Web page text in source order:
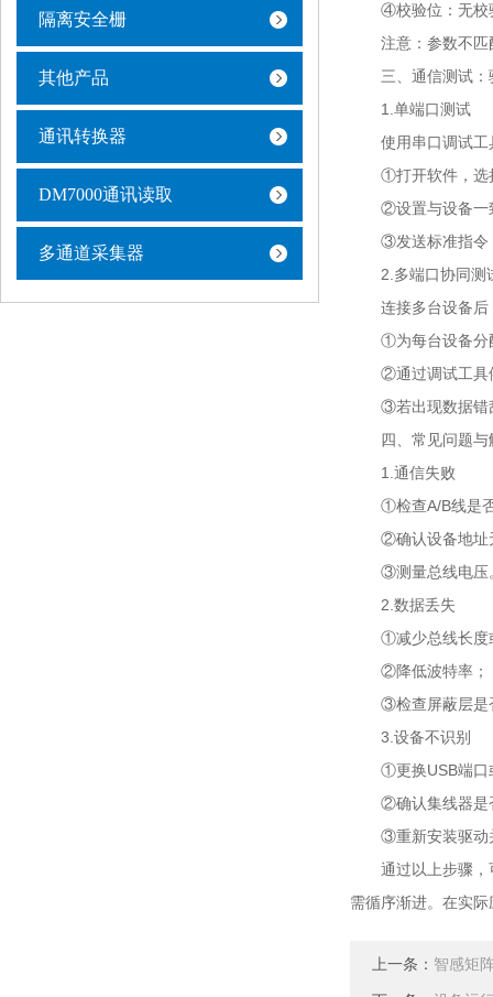
隔离安全栅
其他产品
通讯转换器
DM7000通讯读取
多通道采集器
④校验位：无校
注意：参数不匹
三、通信测试：
1.单端口测试
使用串口调试工
①打开软件，选择
②设置与设备一
③发送标准指令，
2.多端口协同测
连接多台设备后
①为每台设备分
②通过调试工具依
③若出现数据错乱
四、常见问题与
1.通信失败
①检查A/B线是否
②确认设备地址
③测量总线电压
2.数据丢失
①减少总线长度
②降低波特率；
③检查屏蔽层是
3.设备不识别
①更换USB端口
②确认集线器是
③重新安装驱动
通过以上步骤，可
需循序渐进。在实
上一条： 智感矩